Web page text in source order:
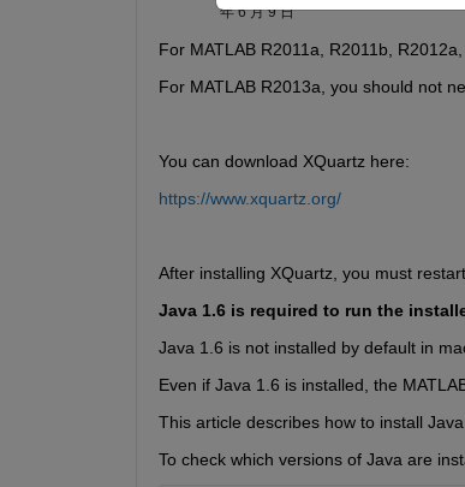
年 6 月 9 日
For MATLAB R2011a, R2011b,
For MATLAB R2013a, you should not
You can download XQuartz here:
https://www.xquartz.org/
After installing XQuartz, you must
Java 1.6 is required to run the
Java 1.6 is not installed by default in
Even if Java 1.6 is installed, the
This article describes how to install
To check which versions of Java are